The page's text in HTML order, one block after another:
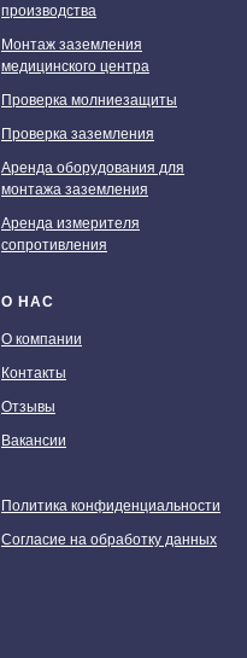
производства
Монтаж заземления
медицинского центра
Проверка молниезащиты
Проверка заземления
Аренда оборудования для
монтажа заземления
Аренда измерителя
сопротивления
О НАС
О компании
Контакты
Отзывы
Вакансии
Политика конфиденциальности
Согласие на обработку данных